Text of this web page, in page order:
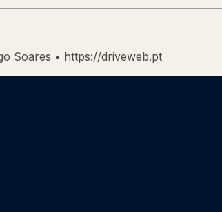
Soares • https://driveweb.pt